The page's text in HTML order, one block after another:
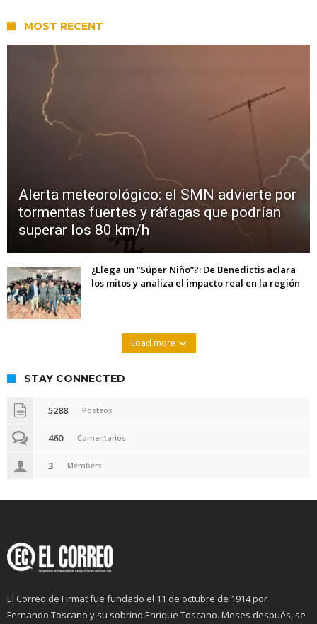
MOST RECENT
Alerta meteorológico: el SMN advierte por
tormentas fuertes y ráfagas que podrían
superar los 80 km/h
¿Llega un “Súper Niño”?: De Benedictis aclara
los mitos y analiza el impacto real en la región
Load more
STAY CONNECTED
5288 Posteos
460 Comentarios
3 Members
El Correo de Firmat fue fundado el 11 de octubre de 1914 por
Fernando Toscano y su sobrino Enrique Toscano. Meses después, se